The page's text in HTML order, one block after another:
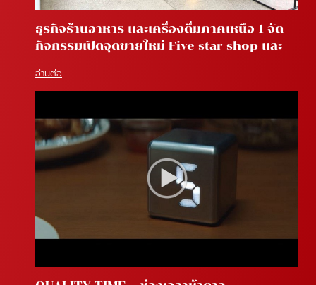
ธุรกิจร้านอาหาร และเครื่องดื่มภาคเหนือ 1 จัด
กิจกรรมเปิดจุดขายใหม่ Five star shop และ
อ่านต่อ